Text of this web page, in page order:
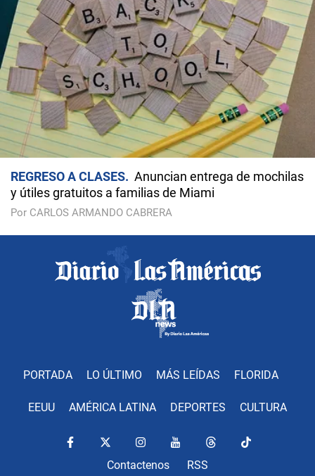
REGRESO A CLASES
Anuncian entrega de mochilas
y útiles gratuitos a familias de Miami
Por CARLOS ARMANDO CABRERA
PORTADA LO ÚLTIMO MÁS LEÍDAS FLORIDA
EEUU AMÉRICA LATINA DEPORTES CULTURA
Contactenos RSS